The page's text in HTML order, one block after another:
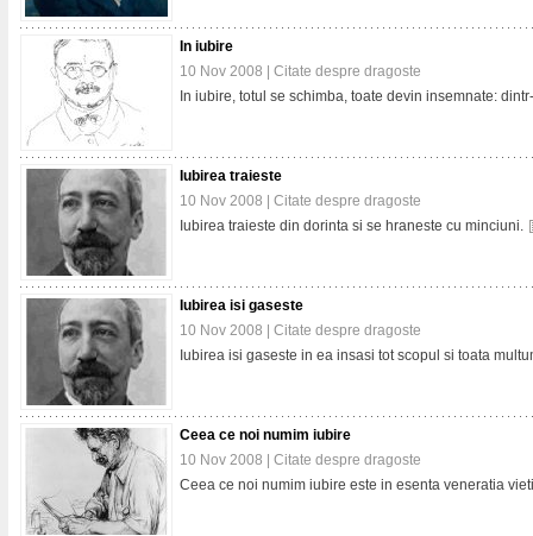
In iubire
10 Nov 2008 | Citate despre dragoste
In iubire, totul se schimba, toate devin insemnate:
Iubirea traieste
10 Nov 2008 | Citate despre dragoste
Iubirea traieste din dorinta si se hraneste cu minciuni.
Iubirea isi gaseste
10 Nov 2008 | Citate despre dragoste
Iubirea isi gaseste in ea insasi tot scopul si toata
Ceea ce noi numim iubire
10 Nov 2008 | Citate despre dragoste
Ceea ce noi numim iubire este in esenta veneratia